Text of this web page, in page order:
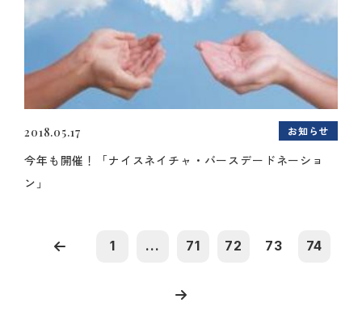
2018.05.17 お知らせ
今年も開催！「ナイスネイチャ・バースデードネーショ
ン」
1 ... 71 72 73 74